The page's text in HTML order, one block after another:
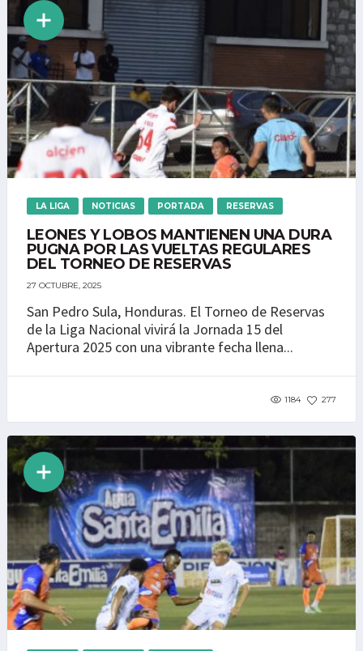
LA LIGA NOTICIAS PORTADA RESERVAS
LEONES Y LOBOS MANTIENEN UNA DURA
PUGNA POR LAS VUELTAS REGULARES
DEL TORNEO DE RESERVAS
27 OCTUBRE, 2025
San Pedro Sula, Honduras. El Torneo de Reservas
de la Liga Nacional vivirá la Jornada 15 del
Apertura 2025 con una vibrante fecha llena...
1184 277